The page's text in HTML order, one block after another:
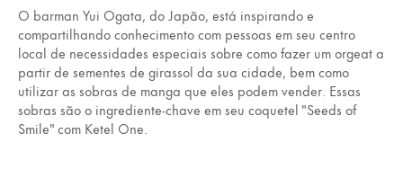
O barman Yui Ogata, do Japão, está inspirando e
compartilhando conhecimento com pessoas em seu centro
local de necessidades especiais sobre como fazer um orgeat a
partir de sementes de girassol da sua cidade, bem como
utilizar as sobras de manga que eles podem vender. Essas
sobras são o ingrediente-chave em seu coquetel "Seeds of
Smile" com Ketel One.